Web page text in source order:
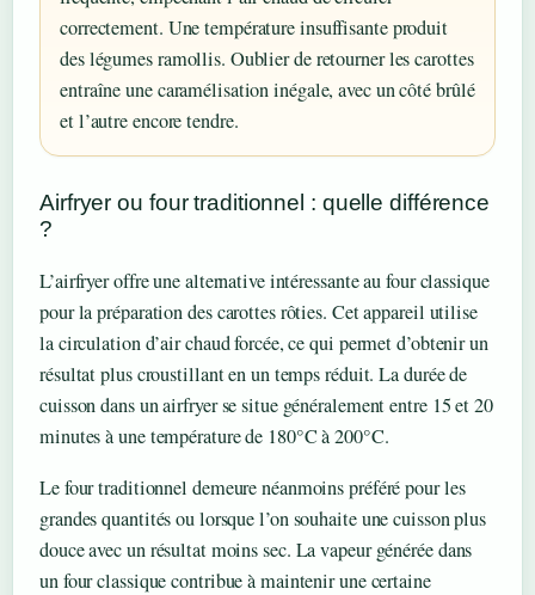
correctement. Une température insuffisante produit
des légumes ramollis. Oublier de retourner les carottes
entraîne une caramélisation inégale, avec un côté brûlé
et l’autre encore tendre.
Airfryer ou four traditionnel : quelle différence
?
L’airfryer offre une alternative intéressante au four classique
pour la préparation des carottes rôties. Cet appareil utilise
la circulation d’air chaud forcée, ce qui permet d’obtenir un
résultat plus croustillant en un temps réduit. La durée de
cuisson dans un airfryer se situe généralement entre 15 et 20
minutes à une température de 180°C à 200°C.
Le four traditionnel demeure néanmoins préféré pour les
grandes quantités ou lorsque l’on souhaite une cuisson plus
douce avec un résultat moins sec. La vapeur générée dans
un four classique contribue à maintenir une certaine